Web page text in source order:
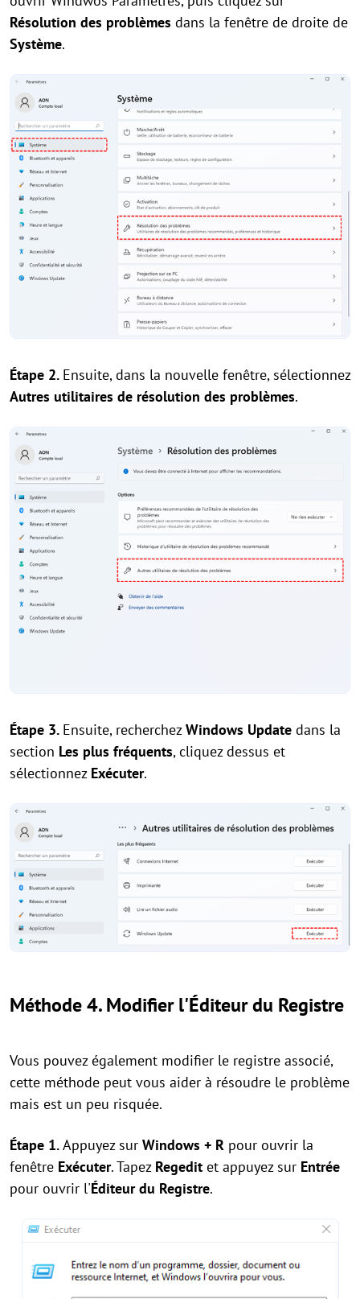
Résolution des problèmes dans la fenêtre de droite de
Système.
Étape 2. Ensuite, dans la nouvelle fenêtre, sélectionnez
Autres utilitaires de résolution des problèmes.
Étape 3. Ensuite, recherchezWindows Update dans la
section Les plus fréquents, cliquez dessus et
sélectionnez Exécuter.
Méthode 4. Modifier l'Éditeur du Registre
Vous pouvez également modifier le registre associé,
cette méthode peut vous aider à résoudre le problème
mais est un peu risquée.
Étape 1.Appuyez sur Windows + R pour ouvrir la
fenêtre Exécuter. Tapez Regedit et appuyez sur Entrée
pour ouvrir l'Éditeur du Registre.